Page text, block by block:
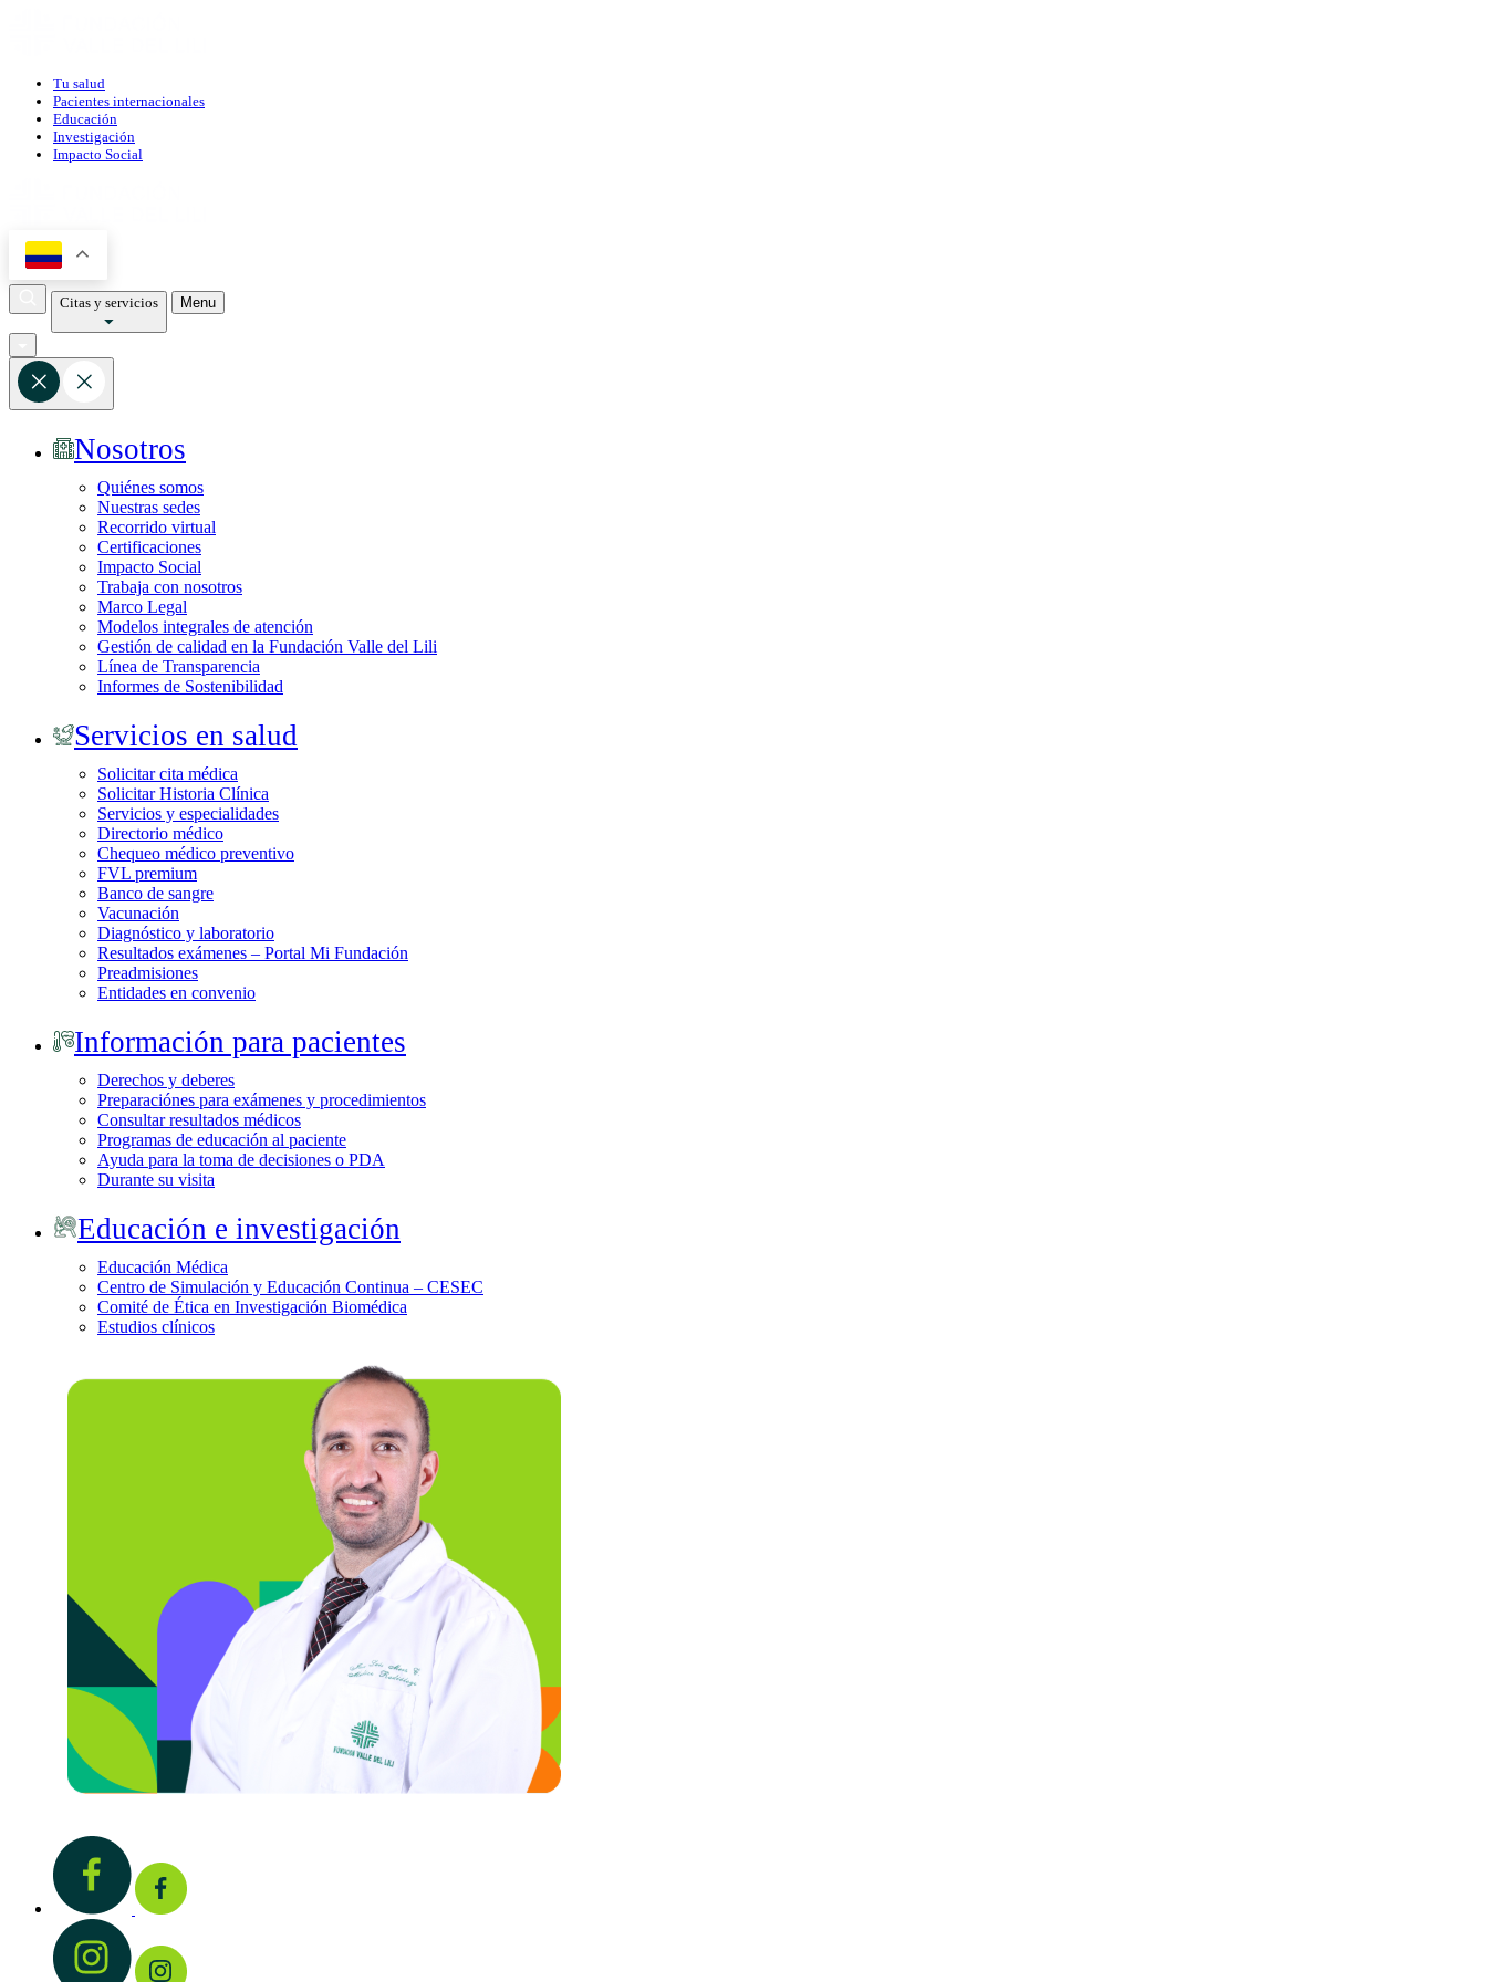
Tu salud
Pacientes internacionales
Educación
Investigación
Impacto Social
Citas y servicios Menu
Nosotros
Quiénes somos
Nuestras sedes
Recorrido virtual
Certificaciones
Impacto Social
Trabaja con nosotros
Marco Legal
Modelos integrales de atención
Gestión de calidad en la Fundación Valle del Lili
Línea de Transparencia
Informes de Sostenibilidad
Servicios en salud
Solicitar cita médica
Solicitar Historia Clínica
Servicios y especialidades
Directorio médico
Chequeo médico preventivo
FVL premium
Banco de sangre
Vacunación
Diagnóstico y laboratorio
Resultados exámenes – Portal Mi Fundación
Preadmisiones
Entidades en convenio
Información para pacientes
Derechos y deberes
Preparaciónes para exámenes y procedimientos
Consultar resultados médicos
Programas de educación al paciente
Ayuda para la toma de decisiones o PDA
Durante su visita
Educación e investigación
Educación Médica
Centro de Simulación y Educación Continua – CESEC
Comité de Ética en Investigación Biomédica
Estudios clínicos